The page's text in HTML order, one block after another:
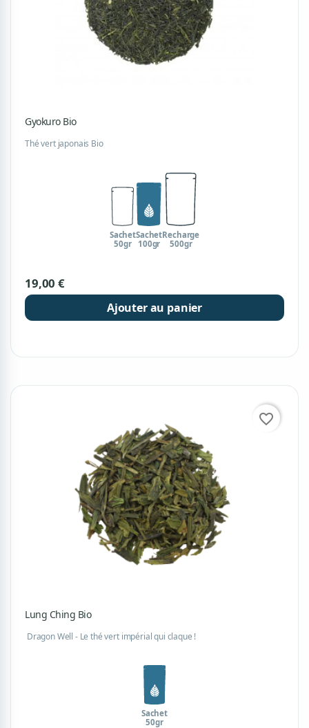
Gyokuro Bio
Thé vert japonais Bio
Sachet
50gr
Sachet
100gr
Recharge
500gr
19,00 €
Ajouter au panier
Lung Ching Bio
Dragon Well - Le thé vert impérial qui claque !
Sachet
50gr
favorite_border